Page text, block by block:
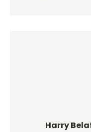
Harry